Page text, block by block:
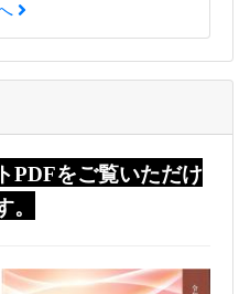
PDFをご覧いただけ
。